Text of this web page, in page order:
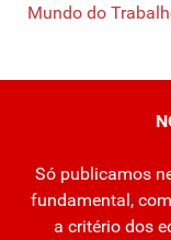
Mundo do
Só publicamos
fundamental,
a critério dos